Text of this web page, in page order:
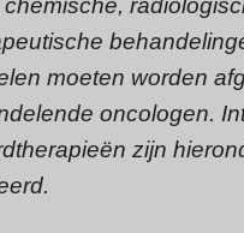
moeten worden
oncologen.
zijn